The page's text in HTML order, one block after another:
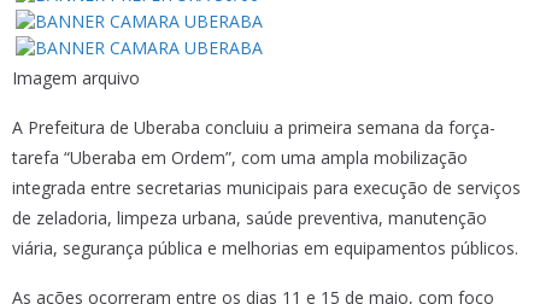
Imagem arquivo
A Prefeitura de Uberaba concluiu a primeira semana da força-
tarefa “Uberaba em Ordem”, com uma ampla mobilização
integrada entre secretarias municipais para execução de serviços
de zeladoria, limpeza urbana, saúde preventiva, manutenção
viária, segurança pública e melhorias em equipamentos públicos.
As ações ocorreram entre os dias 11 e 15 de maio, com foco